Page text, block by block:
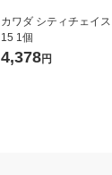
カワダ シティチェイ
15 1個
4,378円